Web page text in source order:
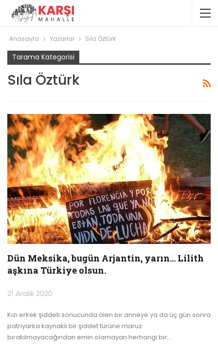
Anasayfa Yazarlar Sıla Öztürk
Tarama Kategorisi
Sıla Öztürk
Dün Meksika, bugün Arjantin, yarın… Lilith
aşkına Türkiye olsun.
21 Aralık 2020
Kızı erkek şiddeti sonucunda ölen bir anneye ya da üç gün sonra
patriyarka kaynaklı bir şiddet türüne maruz
bırakılmayacağından emin olamayan herhangi bir…